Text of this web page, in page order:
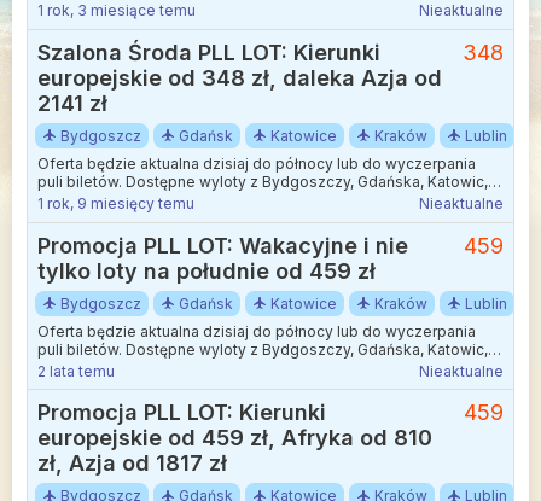
1 rok, 3 miesiące temu
Nieaktualne
Szalona Środa PLL LOT: Kierunki
europejskie od 348 zł, daleka Azja od
2141 zł
348
Bydgoszcz Gdańsk Katowice Kraków
Lublin
Oferta będzie aktualna dzisiaj do północy lub do wyczerpania
puli biletów. Dostępne wyloty z Bydgoszczy, Gdańska, Katowic,
Krakowa, Lublina, Poznania, Rzeszowa, Szczecina, Warszawy,
Wrocławia i Zielonej Góry. Daty podróży w zależności od kierunku
od 1 listopada 2024 do 31 marca 2025 roku.
1 rok, 9 miesięcy temu Nieaktualne
Promocja PLL LOT: Wakacyjne i nie
tylko loty na południe od 459 zł
459
Bydgoszcz Gdańsk Katowice Kraków
Lublin
Oferta będzie aktualna dzisiaj do północy lub do wyczerpania
puli biletów. Dostępne wyloty z Bydgoszczy, Gdańska, Katowic,
Krakowa, Lublina, Poznania, Rzeszowa, Szczecina, Warszawy,
Wrocławia i Zielonej Góry. Daty podróży od końca sierpnia do
początku września.
2 lata temu Nieaktualne
Promocja PLL LOT: Kierunki
europejskie od 459 zł, Afryka od 810
zł, Azja od 1817 zł
459
Bydgoszcz Gdańsk Katowice Kraków Lublin